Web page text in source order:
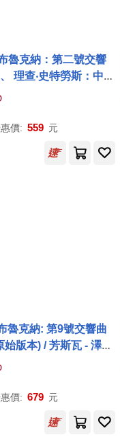
魯克納：第二號交響
理查‧史特勞斯：中產
仕紳 / 歐匹茲 / 鋼琴、
: Symphon
Bürger Als Edelma
價: 559 元
魯克納: 第9號交響曲
始版本) / 芳斯瓦 - 澤維
羅斯 指揮 / 科隆古澤尼
No. 9 (original V
Roth)
價: 679 元